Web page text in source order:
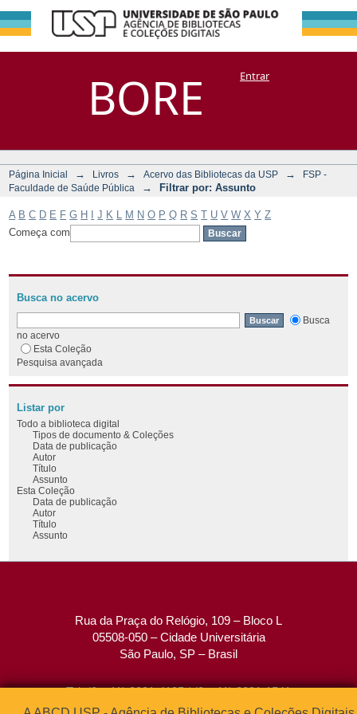
BORE
Filtrar por:
Assunto
DSpace/Manakin + CoriscoEntrar
Página Inicial → Livros → Acervo das Bibliotecas da USP →
FSP -
Faculdade de Saúde Pública
→ Filtrar por: Assunto
A B C D E F G H J K M N O P Q R S T U V W X Y Z
Começa com
Busca no acervo
Busca
no acervo
Esta Coleção
Pesquisa avançada
Listar por
Todo a biblioteca digital
Tipos de documento & Coleções
Data de publicação
Autor
Título
Assunto
Esta Coleção
Data de publicação
Autor
Título
Assunto
Rua da Praça do Relógio, 109 – Bloco L
05508-050 – Cidade Universitária
São Paulo, SP – Brasil
Tel: (0xx11) 3091-4195 / (0xx11) 3091-1541
Fax: (0xx11) 3091-1567